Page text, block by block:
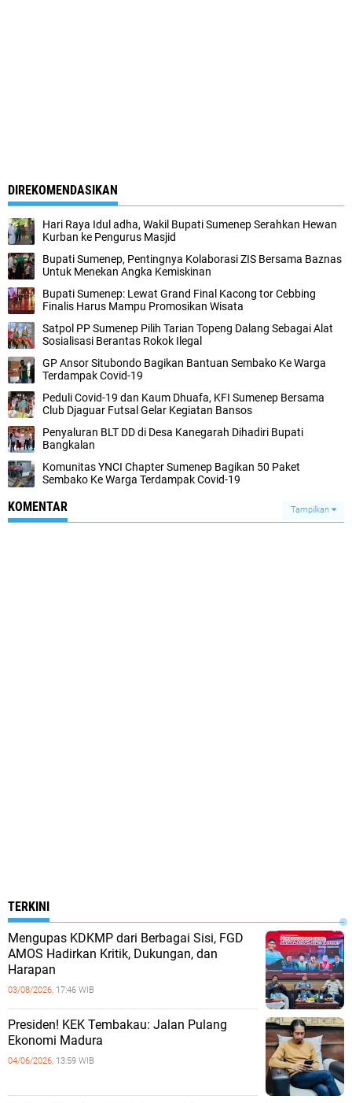
DIREKOMENDASIKAN
Hari Raya Idul adha, Wakil Bupati Sumenep Serahkan Hewan
Kurban ke Pengurus Masjid
Bupati Sumenep, Pentingnya Kolaborasi ZIS Bersama Baznas
Untuk Menekan Angka Kemiskinan
Bupati Sumenep: Lewat Grand Final Kacong tor Cebbing
Finalis Harus Mampu Promosikan Wisata
Satpol PP Sumenep Pilih Tarian Topeng Dalang Sebagai Alat
Sosialisasi Berantas Rokok Ilegal
GP Ansor Situbondo Bagikan Bantuan Sembako Ke Warga
Terdampak Covid-19
Peduli Covid-19 dan Kaum Dhuafa, KFI Sumenep Bersama
Club Djaguar Futsal Gelar Kegiatan Bansos
Penyaluran BLT DD di Desa Kanegarah Dihadiri Bupati
Bangkalan
Komunitas YNCI Chapter Sumenep Bagikan 50 Paket
Sembako Ke Warga Terdampak Covid-19
KOMENTAR Tampilkan
TERKINI
Mengupas KDKMP dari Berbagai Sisi, FGD
AMOS Hadirkan Kritik, Dukungan, dan
Harapan
03/08/2026, 17:46 WIB
Presiden! KEK Tembakau: Jalan Pulang
Ekonomi Madura
04/06/2026, 13:59 WIB